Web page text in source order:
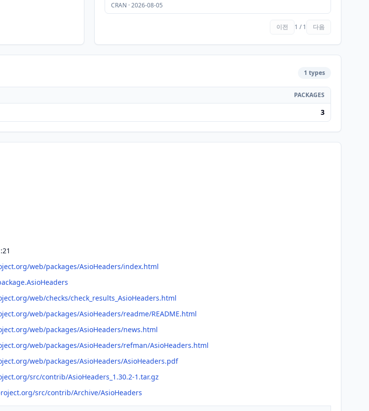
CRAN · 2026-08-05
이전 1 / 1 다음
1 types
PACKAGES
3
web/packages/AsioHeaders/index.html
web/checks/check_results_AsioHeaders.html
web/packages/AsioHeaders/readme/README.html
web/packages/AsioHeaders/news.html
web/packages/AsioHeaders/refman/AsioHeaders.html
web/packages/AsioHeaders/AsioHeaders.pdf
src/contrib/AsioHeaders_1.30.2-1.tar.gz
src/contrib/Archive/AsioHeaders